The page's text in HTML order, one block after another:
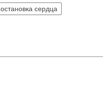
остановка сердца